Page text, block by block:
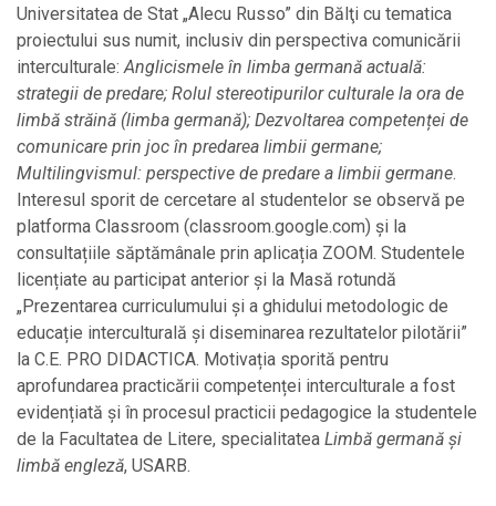
Universitatea de Stat „Alecu Russo” din Bălţi cu tematica
proiectului sus numit, inclusiv din perspectiva comunicării
interculturale:Anglicismele în limba germană actuală:
strategii de predare; Rolul stereotipurilor culturale la ora de
limbă străină (limba germană); Dezvoltarea competenței de
comunicare prin joc în predarea limbii germane;
Multilingvismul: perspective de predare a limbii germane.
Interesul sporit de cercetare al studentelor se observă pe
platforma Classroom (classroom.google.com) și la
consultațiile săptămânale prin aplicația ZOOM. Studentele
licențiate au participat anterior și la Masă rotundă
„Prezentarea curriculumului și a ghidului metodologic de
educație interculturală și diseminarea rezultatelor pilotării”
la C.E. PRO DIDACTICA. Motivația sporită pentru
aprofundarea practicării competenței interculturale a fost
evidențiată și în procesul practicii pedagogice la studentele
de la Facultatea de Litere, specialitatea Limbă germană şi
limbă engleză, USARB.